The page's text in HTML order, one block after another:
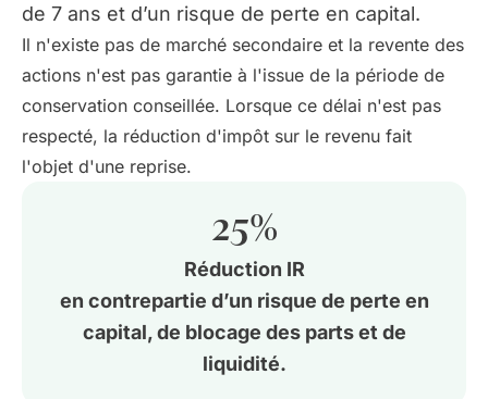
de 7 ans et d’un risque de perte en capital.
Il n'existe pas de marché secondaire et la revente des
actions n'est pas garantie à l'issue de la période de
conservation conseillée. Lorsque ce délai n'est pas
respecté, la réduction d'impôt sur le revenu fait
l'objet d'une reprise.
25%
Réduction IR
en contrepartie d’un risque de perte en
capital, de blocage des parts et de
liquidité.